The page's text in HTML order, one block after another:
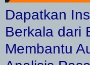
Dapatkan
Berkala dari
Membantu